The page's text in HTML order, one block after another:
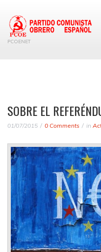
PCOENET
SOBRE EL
01/07/2015 0 Comments in